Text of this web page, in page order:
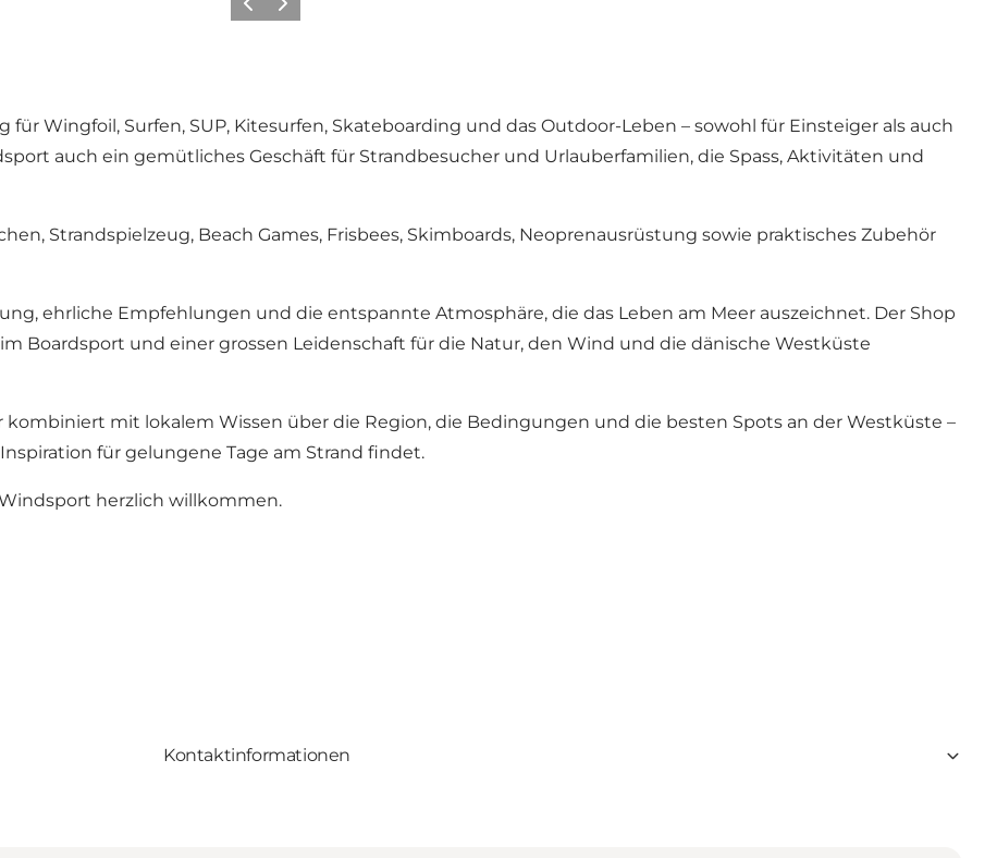
ZurückWeiter
Wingfoil, Surfen, SUP, Kitesurfen, Skateboarding und das Outdoor-Leben – sowohl für Einsteiger als auch
auch ein gemütliches Geschäft für Strandbesucher und Urlauberfamilien, die Spass, Aktivitäten und
Strandspielzeug, Beach Games, Frisbees, Skimboards, Neoprenausrüstung sowie praktisches Zubehör
ehrliche Empfehlungen und die entspannte Atmosphäre, die das Leben am Meer auszeichnet. Der Shop
Boardsport und einer grossen Leidenschaft für die Natur, den Wind und die dänische Westküste
mit lokalem Wissen über die Region, die Bedingungen und die besten Spots an der Westküste –
für gelungene Tage am Strand findet.
herzlich willkommen.
Kontaktinformationen